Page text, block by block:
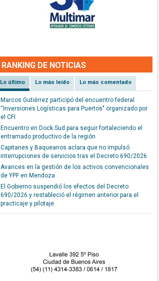
RANKING DE NOTICIAS
Lo último Lo más leído Lo más comentado
Marcos Gutiérrez participó del encuentro federal
“Inversiones Logísticas para Puertos" organizado por
el CFI
Encuentro en Dock Sud para seguir fortaleciendo el
entramado productivo de la región
Capitanes y Baqueanos aclara que no impulsó
interrupciones de servicios tras el Decreto 690/2026
Avances en la gestión de los activos convencionales
de YPF en Mendoza
El Gobierno suspendió los efectos del Decreto
690/2026 y restableció el régimen anterior para el
practicaje y pilotaje